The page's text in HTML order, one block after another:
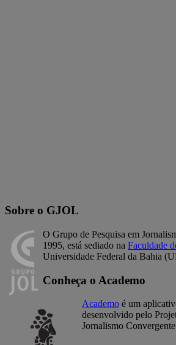
Sobre o GJOL
O Grupo de Pesquisa em
1995, está sediado na Faculdade
Universidade Federal da Bahia
Conheça o Academo
Academo é um
desenvolvido pelo
Jornalismo